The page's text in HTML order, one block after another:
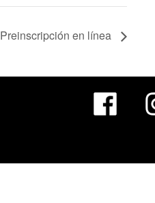
Preinscripción en línea